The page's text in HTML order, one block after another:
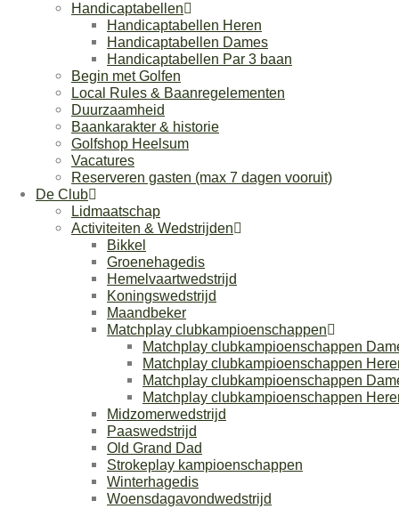
Handicaptabellen
Handicaptabellen Heren
Handicaptabellen Dames
Handicaptabellen Par 3 baan
Begin met Golfen
Local Rules & Baanregelementen
Duurzaamheid
Baankarakter & historie
Golfshop Heelsum
Vacatures
Reserveren gasten (max 7 dagen vooruit)
De Club
Lidmaatschap
Activiteiten & Wedstrijden
Bikkel
Groenehagedis
Hemelvaartwedstrijd
Koningswedstrijd
Maandbeker
Matchplay clubkampioenschappen
Matchplay clubkampioenschappen
Matchplay clubkampioenschappen
Matchplay clubkampioenschappen
Matchplay clubkampioenschappen
Midzomerwedstrijd
Paaswedstrijd
Old Grand Dad
Strokeplay kampioenschappen
Winterhagedis
Woensdagavondwedstrijd